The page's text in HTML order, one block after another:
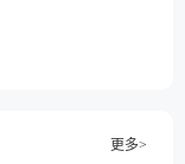
更多>